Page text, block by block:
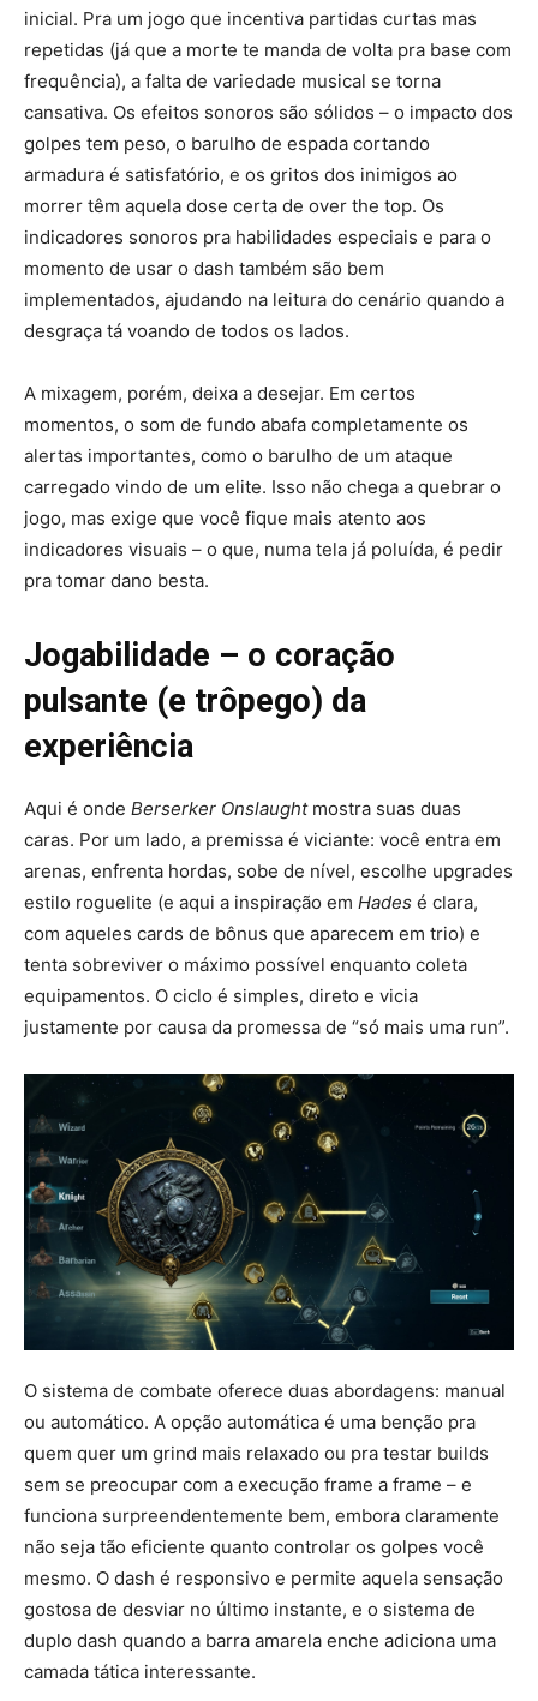
inicial. Pra um jogo que incentiva partidas curtas mas
repetidas (já que a morte te manda de volta pra base com
frequência), a falta de variedade musical se torna
cansativa. Os efeitos sonoros são sólidos – o impacto dos
golpes tem peso, o barulho de espada cortando
armadura é satisfatório, e os gritos dos inimigos ao
morrer têm aquela dose certa de over the top. Os
indicadores sonoros pra habilidades especiais e para o
momento de usar o dash também são bem
implementados, ajudando na leitura do cenário quando a
desgraça tá voando de todos os lados.
A mixagem, porém, deixa a desejar. Em certos
momentos, o som de fundo abafa completamente os
alertas importantes, como o barulho de um ataque
carregado vindo de um elite. Isso não chega a quebrar o
jogo, mas exige que você fique mais atento aos
indicadores visuais – o que, numa tela já poluída, é pedir
pra tomar dano besta.
Jogabilidade – o coração
pulsante (e trôpego) da
experiência
Aqui é onde Berserker Onslaughtmostra suas duas
caras. Por um lado, a premissa é viciante: você entra em
arenas, enfrenta hordas, sobe de nível, escolhe upgrades
estilo roguelite (e aqui a inspiração em Hades é clara,
com aqueles cards de bônus que aparecem em trio) e
tenta sobreviver o máximo possível enquanto coleta
equipamentos. O ciclo é simples, direto e vicia
justamente por causa da promessa de “só mais uma run”.
O sistema de combate oferece duas abordagens: manual
ou automático. A opção automática é uma benção pra
quem quer um grind mais relaxado ou pra testar builds
sem se preocupar com a execução frame a frame – e
funciona surpreendentemente bem, embora claramente
não seja tão eficiente quanto controlar os golpes você
mesmo. O dash é responsivo e permite aquela sensação
gostosa de desviar no último instante, e o sistema de
duplo dash quando a barra amarela enche adiciona uma
camada tática interessante.